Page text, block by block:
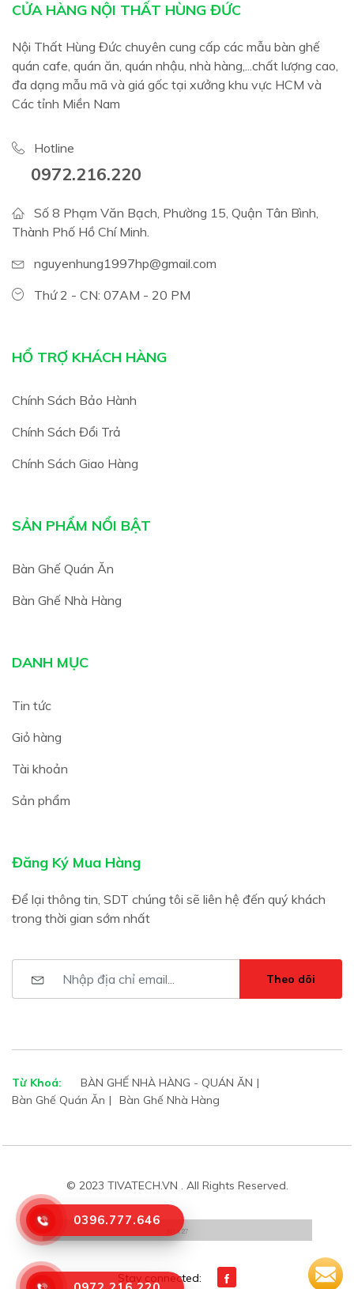
CỬA HÀNG NỘI THẤT HÙNG ĐỨC
Nội Thất Hùng Đức chuyên cung cấp các mẫu bàn ghế
quán cafe, quán ăn, quán nhậu, nhà hàng,...chất lượng cao,
đa dạng mẫu mã và giá gốc tại xưởng khu vực HCM và
Các tỉnh Miền Nam
Hotline
0972.216.220
Số 8 Phạm Văn Bạch, Phường 15, Quận Tân Bình,
Thành Phố Hồ Chí Minh.
nguyenhung1997hp@gmail.com
Thứ 2 - CN: 07AM - 20 PM
HỔ TRỢ KHÁCH HÀNG
Chính Sách Bảo Hành
Chính Sách Đổi Trả
Chính Sách Giao Hàng
SẢN PHẨM NỔI BẬT
Bàn Ghế Quán Ăn
Bàn Ghế Nhà Hàng
DANH MỤC
Tin tức
Giỏ hàng
Tài khoản
Sản phẩm
Đăng Ký Mua Hàng
Để lại thông tin, SDT chúng tôi sẽ liên hệ đến quý khách
trong thời gian sớm nhất
Theo dõi
Từ Khoá:
BÀN GHẾ NHÀ HÀNG - QUÁN ĂN
Bàn Ghế Quán Ăn
Bàn Ghế Nhà Hàng
© 2023 TIVATECH.VN . All Rights Reserved.
Stay connected:
0396.777.646